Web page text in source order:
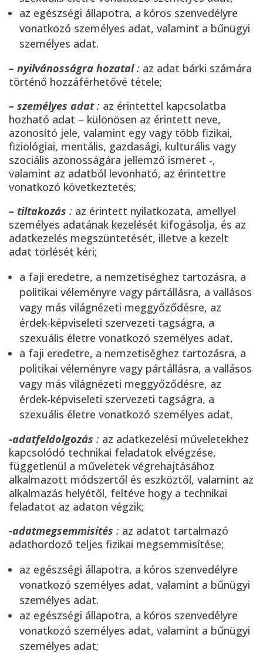
az egészségi állapotra, a kóros szenvedélyre
vonatkozó személyes adat, valamint a bűnügyi
személyes adat.
– nyilvánosságra hozatal: az adat bárki számára
történő hozzáférhetővé tétele;
– személyes adat: az érintettel kapcsolatba
hozható adat – különösen az érintett neve,
azonosító jele, valamint egy vagy több fizikai,
fiziológiai, mentális, gazdasági, kulturális vagy
szociális azonosságára jellemző ismeret -,
valamint az adatból levonható, az érintettre
vonatkozó következtetés;
– tiltakozás: az érintett nyilatkozata, amellyel
személyes adatának kezelését kifogásolja, és az
adatkezelés megszüntetését, illetve a kezelt
adat törlését kéri;
a faji eredetre, a nemzetiséghez tartozásra, a
politikai véleményre vagy pártállásra, a vallásos
vagy más világnézeti meggyőződésre, az
érdek-képviseleti szervezeti tagságra, a
szexuális életre vonatkozó személyes adat,
a faji eredetre, a nemzetiséghez tartozásra, a
politikai véleményre vagy pártállásra, a vallásos
vagy más világnézeti meggyőződésre, az
érdek-képviseleti szervezeti tagságra, a
szexuális életre vonatkozó személyes adat,
-adatfeldolgozás: az adatkezelési műveletekhez
kapcsolódó technikai feladatok elvégzése,
függetlenül a műveletek végrehajtásához
alkalmazott módszertől és eszköztől, valamint az
alkalmazás helyétől, feltéve hogy a technikai
feladatot az adaton végzik;
-adatmegsemmisítés: az adatot tartalmazó
adathordozó teljes fizikai megsemmisítése;
az egészségi állapotra, a kóros szenvedélyre
vonatkozó személyes adat, valamint a bűnügyi
személyes adat.
az egészségi állapotra, a kóros szenvedélyre
vonatkozó személyes adat, valamint a bűnügyi
személyes adat;